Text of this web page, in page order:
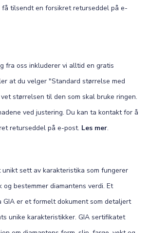
tilsendt en forsikret returseddel på e-
fra oss inkluderer vi alltid en gratis
at du velger "Standard størrelse med
størrelsen til den som skal bruke ringen.
ved justering. Du kan ta kontakt for å
returseddel på e-post. Les mer.
sett av karakteristika som fungerer
og bestemmer diamantens verdi. Et
er et formelt dokument som detaljert
unike karakteristikker. GIA sertifikatet